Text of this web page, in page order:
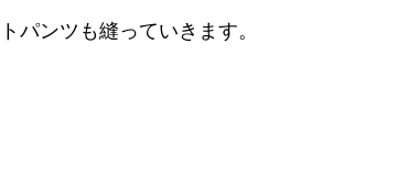
パンツも縫っていきます。